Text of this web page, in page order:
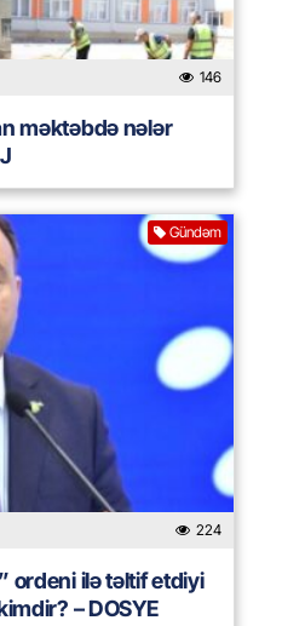
146
məktəbdə nələr
Gündəm
224
ordeni ilə təltif etdiyi
– DOSYE